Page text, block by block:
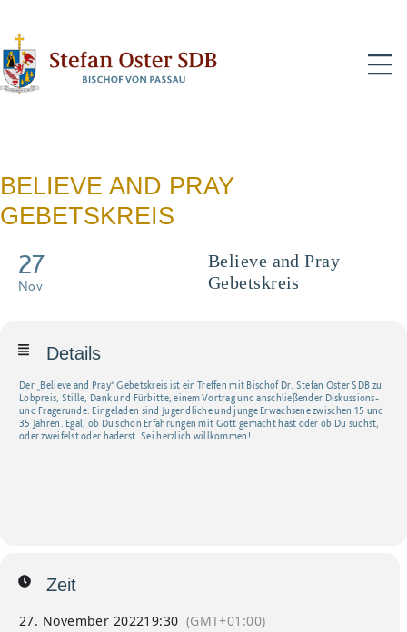
BELIEVE AND PRAY
GEBETSKREIS
27
Nov
Believe and Pray
Gebetskreis
Details
Der „Believe and Pray“ Gebetskreis ist ein Treffen mit Bischof Dr. Stefan Oster SDB zu
Lobpreis, Stille, Dank und Fürbitte, einem Vortrag und anschließender Diskussions-
und Fragerunde. Eingeladen sind Jugendliche und junge Erwachsene zwischen 15 und
35 Jahren. Egal, ob Du schon Erfahrungen mit Gott gemacht hast oder ob Du suchst,
oder zweifelst oder haderst. Sei herzlich willkommen!
Zeit
27. November 202219:30 (GMT+01:00)